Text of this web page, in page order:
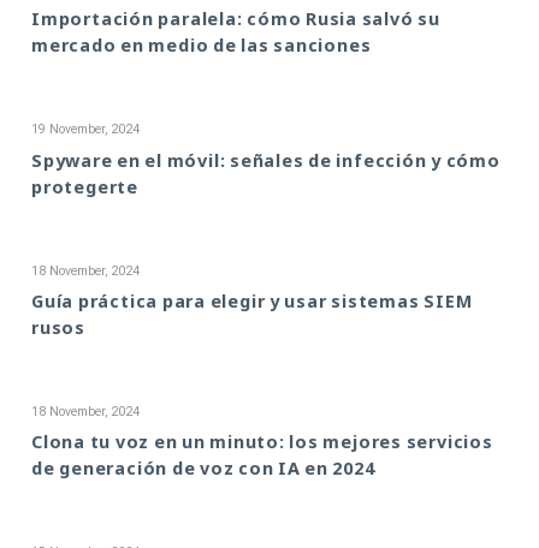
Importación paralela: cómo Rusia salvó su
mercado en medio de las sanciones
19 November, 2024
Spyware en el móvil: señales de infección y cómo
protegerte
18 November, 2024
Guía práctica para elegir y usar sistemas SIEM
rusos
18 November, 2024
Clona tu voz en un minuto: los mejores servicios
de generación de voz con IA en 2024